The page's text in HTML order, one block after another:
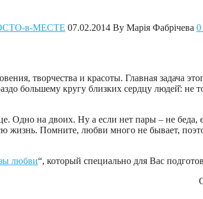
в-МЕСТЕ 07.02.2014 By Марія Фабрічева 0
творчества и красоты. Главная задача
большему кругу близких сердцу людей̆:
Одно на двоих. Ну а если нет пары – не
жизнь. Помните, любви много не бывает,
любви“, который специально для Вас